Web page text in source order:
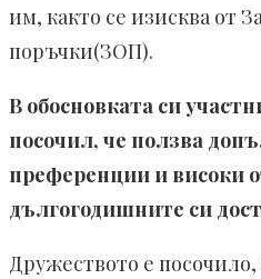
им, както се изисква от
поръчки(ЗОП).
В обосновката си
посочил, че ползва
преференции и високи
дългогодишните си
Дружеството е